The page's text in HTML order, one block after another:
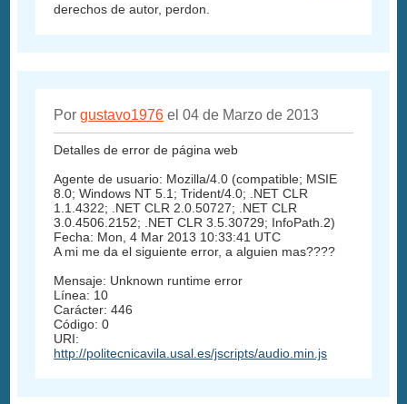
derechos de autor, perdon.
Porgustavo1976 el 04 de Marzo de 2013
Detalles de error de página web
Agente de usuario: Mozilla/4.0 (compatible; MSIE
8.0; Windows NT 5.1; Trident/4.0; .NET CLR
1.1.4322; .NET CLR 2.0.50727; .NET CLR
3.0.4506.2152; .NET CLR 3.5.30729; InfoPath.2)
Fecha: Mon, 4 Mar 2013 10:33:41 UTC
A mi me da el siguiente error, a alguien mas????
Mensaje: Unknown runtime error
Línea: 10
Carácter: 446
Código: 0
URI:
http://politecnicavila.usal.es/jscripts/audio.min.js